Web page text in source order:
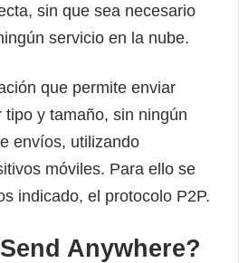
sin que sea necesario
servicio en la nube.
que permite enviar
y tamaño, sin ningún
envíos, utilizando
móviles. Para ello se
indicado, el protocolo P2P.
Anywhere?